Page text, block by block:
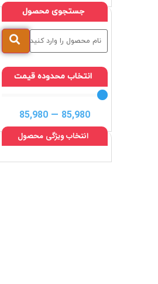
جستجوی محصول
انتخاب محدوده قیمت
85,980
—
85,980
انتخاب ویژگی محصول